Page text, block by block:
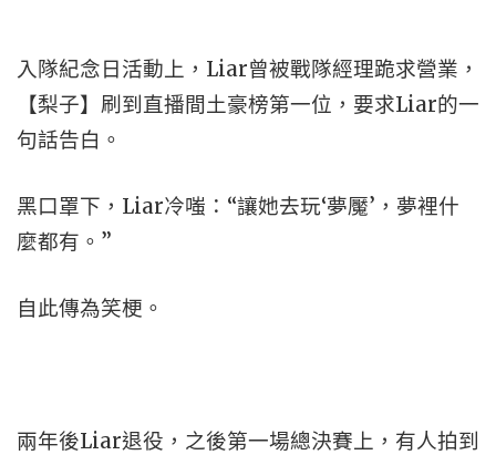
入隊紀念日活動上，Liar曾被戰隊經理跪求營業，
【梨子】刷到直播間土豪榜第一位，要求Liar的一
句話告白。
黑口罩下，Liar冷嗤：“讓她去玩‘夢魘’，夢裡什
麼都有。”
自此傳為笑梗。
兩年後Liar退役，之後第一場總決賽上，有人拍到